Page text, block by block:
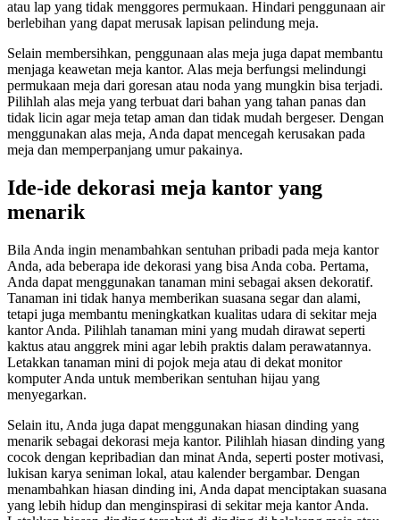
atau lap yang tidak menggores permukaan. Hindari penggunaan air
berlebihan yang dapat merusak lapisan pelindung meja.
Selain membersihkan, penggunaan alas meja juga dapat membantu
menjaga keawetan meja kantor. Alas meja berfungsi melindungi
permukaan meja dari goresan atau noda yang mungkin bisa terjadi.
Pilihlah alas meja yang terbuat dari bahan yang tahan panas dan
tidak licin agar meja tetap aman dan tidak mudah bergeser. Dengan
menggunakan alas meja, Anda dapat mencegah kerusakan pada
meja dan memperpanjang umur pakainya.
Ide-ide dekorasi meja kantor yang
menarik
Bila Anda ingin menambahkan sentuhan pribadi pada meja kantor
Anda, ada beberapa ide dekorasi yang bisa Anda coba. Pertama,
Anda dapat menggunakan tanaman mini sebagai aksen dekoratif.
Tanaman ini tidak hanya memberikan suasana segar dan alami,
tetapi juga membantu meningkatkan kualitas udara di sekitar meja
kantor Anda. Pilihlah tanaman mini yang mudah dirawat seperti
kaktus atau anggrek mini agar lebih praktis dalam perawatannya.
Letakkan tanaman mini di pojok meja atau di dekat monitor
komputer Anda untuk memberikan sentuhan hijau yang
menyegarkan.
Selain itu, Anda juga dapat menggunakan hiasan dinding yang
menarik sebagai dekorasi meja kantor. Pilihlah hiasan dinding yang
cocok dengan kepribadian dan minat Anda, seperti poster motivasi,
lukisan karya seniman lokal, atau kalender bergambar. Dengan
menambahkan hiasan dinding ini, Anda dapat menciptakan suasana
yang lebih hidup dan menginspirasi di sekitar meja kantor Anda.